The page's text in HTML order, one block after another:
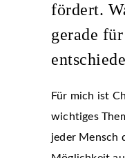
fördert.
gerade
Für mich ist
wichtiges
jeder Mensch